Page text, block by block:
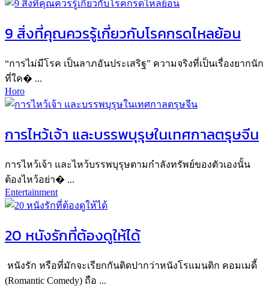
9 สิ่งที่คุณควรรู้เกี่ยวกับโรคกรดไหลย้อน
“การไม่มีโรค เป็นลาภอันประเสริฐ” ความจริงที่เป็นเรื่องยากนัก
ที่ใค� ...
Horo
การไหว้เจ้า และบรรพบุรุษในเทศกาลตรุษจีน
การไหว้เจ้า และไหว้บรรพบุรุษตามกำลังทรัพย์ของตัวเองนั้น
ต้องไหว้อย่า� ...
Entertainment
20 หนังรักที่ต้องดูให้ได้
หนังรัก หรือที่มักจะเรียกกันติดปากว่าหนังโรแมนติก คอมเมดี้
(Romantic Comedy) ถือ ...